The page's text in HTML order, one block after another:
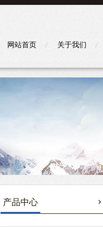
网站首页 关于我们
产品中心